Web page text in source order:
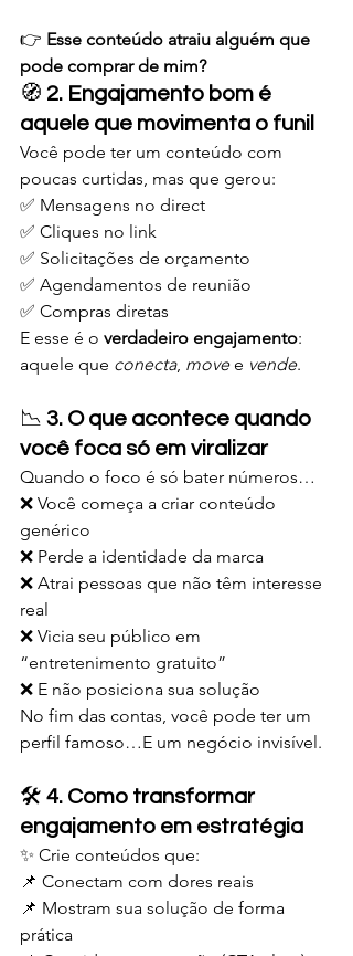
👉 Esse conteúdo atraiu alguém que
pode comprar de mim?
🧭 2. Engajamento bom é
aquele que movimenta o funil
Você pode ter um conteúdo com
poucas curtidas, mas que gerou:
✅ Mensagens no direct
✅ Cliques no link
✅ Solicitações de orçamento
✅ Agendamentos de reunião
✅ Compras diretas
E esse é o verdadeiro engajamento:
aquele que conecta, move e vende.
📉 3. O que acontece quando
você foca só em viralizar
Quando o foco é só bater números…
❌ Você começa a criar conteúdo
genérico
❌ Perde a identidade da marca
❌ Atrai pessoas que não têm interesse
real
❌ Vicia seu público em
“entretenimento gratuito”
❌ E não posiciona sua solução
No fim das contas, você pode ter um
perfil famoso…E um negócio invisível.
🛠️ 4. Como transformar
engajamento em estratégia
✨ Crie conteúdos que:
📌 Conectam com dores reais
📌 Mostram sua solução de forma
prática